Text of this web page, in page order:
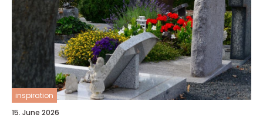
inspiration
15. June 2026